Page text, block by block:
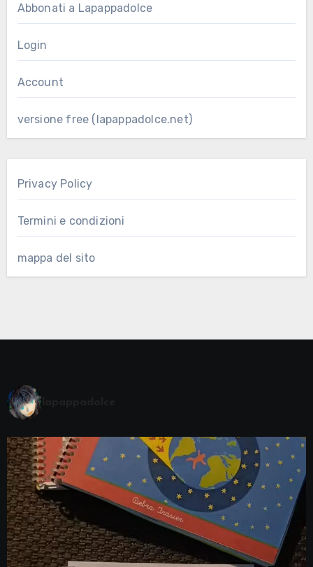
Abbonati a Lapappadolce
Login
Account
versione free (lapappadolce.net)
Privacy Policy
Termini e condizioni
mappa del sito